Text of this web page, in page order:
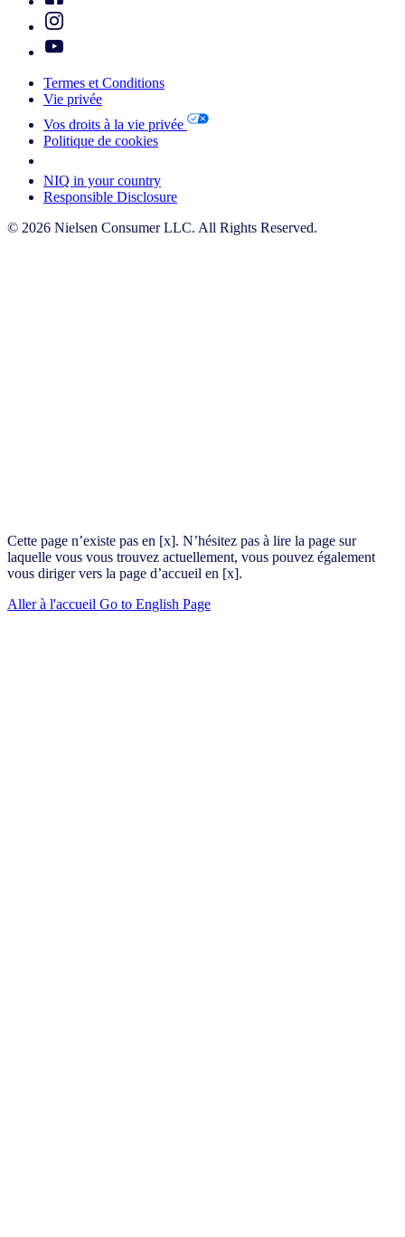
Termes et Conditions
Vie privée
Vos droits à la vie privée
Politique de cookies
NIQ in your country
Responsible Disclosure
© 2026 Nielsen Consumer LLC. All Rights Reserved.
Cette page n’existe pas en [x]. N’hésitez pas à lire la page sur
laquelle vous vous trouvez actuellement, vous pouvez également
vous diriger vers la page d’accueil en [x].
Aller à l'accueil Go to English Page